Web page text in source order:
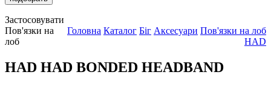
Застосовувати
Пов'язки на
лоб
Головна Каталог Біг Аксесуари Пов'язки на лоб
HAD
HAD HAD BONDED HEADBAND